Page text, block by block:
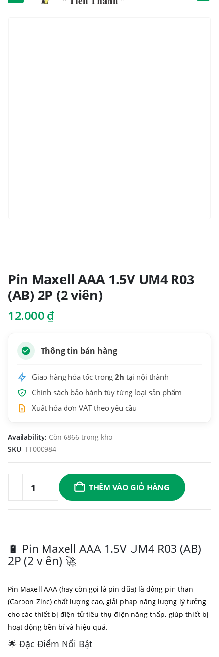
Pin Maxell AAA 1.5V UM4 R03
(AB) 2P (2 viên)
12.000 ₫
Thông tin bán hàng
Giao hàng hỏa tốc trong 2h tại nội thành
Chính sách bảo hành tùy từng loại sản phẩm
Xuất hóa đơn VAT theo yêu cầu
Availability: Còn 6866 trong kho
SKU: TT000984
THÊM VÀO GIỎ HÀNG
🔋 Pin Maxell AAA 1.5V UM4 R03 (AB)
2P (2 viên) 🚀
Pin Maxell AAA (hay còn gọi là pin đũa) là dòng pin than
(Carbon Zinc) chất lượng cao, giải pháp năng lượng lý tưởng
cho các thiết bị điện tử tiêu thụ điện năng thấp, giúp thiết bị
hoạt động bền bỉ và hiệu quả.
🌟 Đặc Điểm Nổi Bật